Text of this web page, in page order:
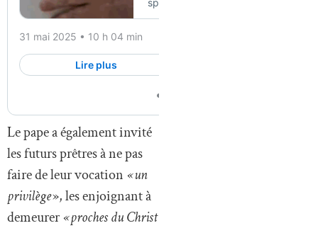
Le pape a également invité
les futurs prêtres à ne pas
faire de leur vocation « un
privilège», les enjoignant à
demeurer« proches du Christ